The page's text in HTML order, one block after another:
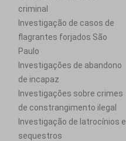
criminal
Investigação de casos de
flagrantes forjados São
Paulo
Investigações de abandono
de incapaz
Investigações sobre crimes
de constrangimento ilegal
Investigação de latrocínios e
sequestros